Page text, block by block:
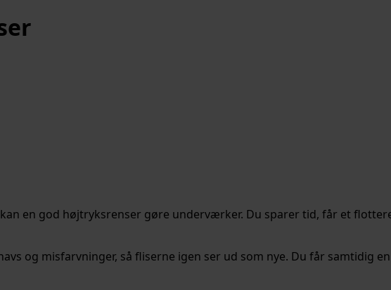
en god højtryksrenser gøre underværker. Du sparer tid, får et
og misfarvninger, så fliserne igen ser ud som nye. Du får samtidig